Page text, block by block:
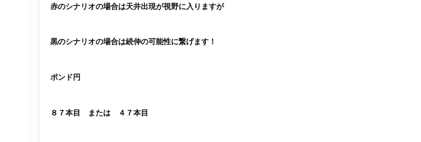
赤のシナリオの場合は天井出現が視野に入りますが
黒のシナリオの場合は続伸の可能性に繋げます！
ポンド円
８７本目 または ４７本目